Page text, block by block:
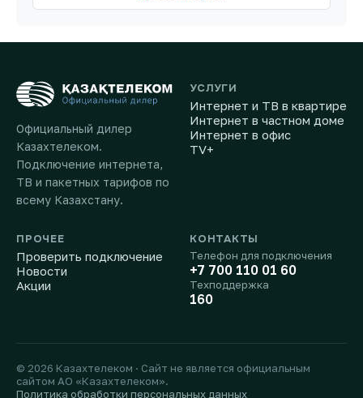
Официальный дилер
Казахтелеком.
Подключение интернета,
ТВ и пакетных тарифов по
всему Казахстану.
УСЛУГИ
Интернет и ТВ в квартире
Интернет в частном доме
Интернет в офис
TV+
ПРОЧЕЕ
Проверить подключение
Новости
Акции
КОНТАКТЫ
Телефон для подключения
+7 700 110 01 60
Техподдержка
160
© 2026 Казахтелеком · Сайт не является официальным
сайтом АО «Казахтелеком».
Политика обработки персональных данных